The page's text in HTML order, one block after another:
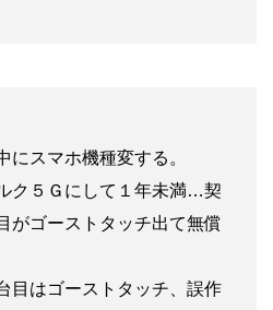
にスマホ機種変する。
ク５Ｇにして１年未満…契
がゴーストタッチ出て無償
目はゴーストタッチ、誤作